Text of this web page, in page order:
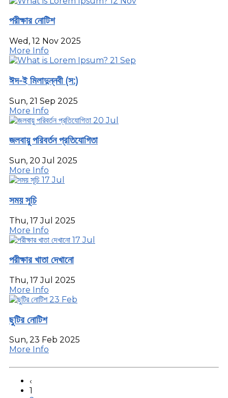
পরীক্ষার নোটিশ
Wed, 12 Nov 2025
More Info
21 Sep
ঈদ-ই মিলাদুন্নবী (স:)
Sun, 21 Sep 2025
More Info
20Jul
জলবায়ু পরিবর্তন প্রতিযোগিতা
Sun, 20 Jul 2025
More Info
17Jul
সময় সূচি
Thu, 17 Jul 2025
More Info
17Jul
পরীক্ষার খাতা দেখানো
Thu, 17 Jul 2025
More Info
23 Feb
ছুটির নোটিশ
Sun, 23 Feb 2025
More Info
‹
1